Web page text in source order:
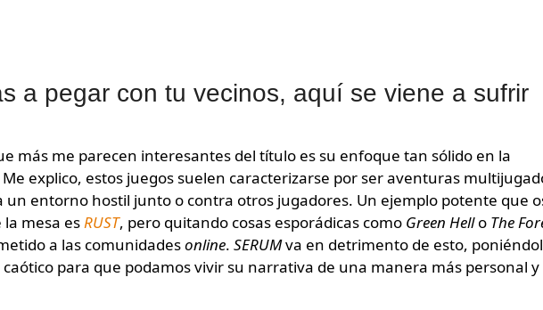
a pegar con tu vecinos, aquí se viene a sufrir
más me parecen interesantes del título es su enfoque tan sólido en la
Me explico, estos juegos suelen caracterizarse por ser aventuras
un entorno hostil junto o contra otros jugadores. Un ejemplo potente que
mesa esRUST, pero quitando cosas esporádicas como Green Hello The
a las comunidadesonline. SERUMva en detrimento de esto,
para que podamos vivir su narrativa de una manera más personal y